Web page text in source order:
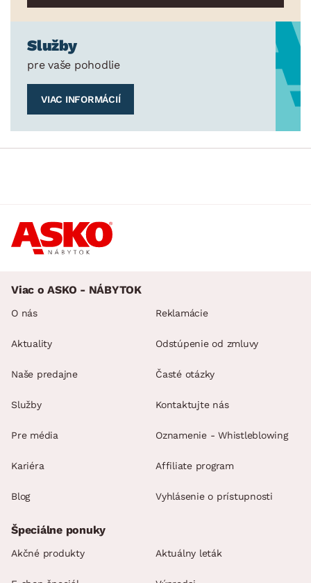
Služby
pre vaše pohodlie
VIAC INFORMÁCIÍ
Viac o ASKO - NÁBYTOK
O nás
Aktuality
Naše predajne
Služby
Pre média
Kariéra
Blog
Reklamácie
Odstúpenie od zmluvy
Časté otázky
Kontaktujte nás
Oznamenie - Whistleblowing
Affiliate program
Vyhlásenie o prístupnosti
Špeciálne ponuky
Akčné produkty Aktuálny leták